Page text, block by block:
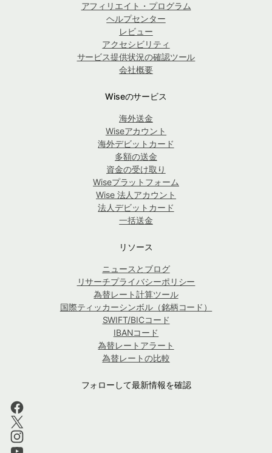
アフィリエイト・プログラム
ヘルプセンター
レビュー
アクセシビリティ
サービス提供状況の確認ツール
会社概要
Wiseのサービス
海外送金
Wiseアカウント
海外デビットカード
多額の送金
資金の受け取り
Wiseプラットフォーム
Wise 法人アカウント
法人デビットカード
一括送金
リソース
ニュースとブログ
リサーチプライバシーポリシー
為替レート計算ツール
国際ティッカーシンボル（銘柄コード）
SWIFT/BICコード
IBANコード
為替レートアラート
為替レートの比較
フォローして最新情報を確認